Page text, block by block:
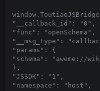
"__callback_id": "0",
"func": "openSchema",
"__msg_type":
"params": {
"schema": "aweme://
},
"JSSDK": "1",
"namespace": "host",